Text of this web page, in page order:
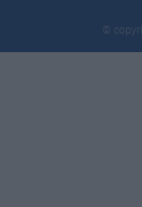
©